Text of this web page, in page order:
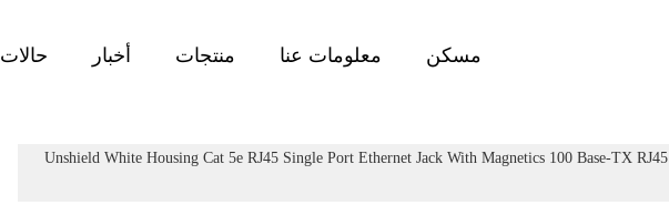
مسكن معلومات عنا منتجات أخبار حالات
Unshield White Housing Cat 5e RJ45 Single Port Ethernet Jack With Magnetics 100 Base-TX RJ45